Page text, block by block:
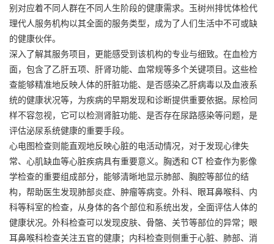
别对应着不同人群在不同人生阶段的健康需求。玉树州排忧体检代
理代人服务机构以其全面的服务类型，成为了人们生活中不可或缺
的健康伙伴。
深入了解其服务项目，更能感受到该机构的专业与细致。在血检方
面，包含了乙肝五项、肝肾功能、血常规等多个关键项目。这些检
查能够精准地反映人体的肝脏功能、是否感染乙肝病毒以及血液系
统的健康状况等，为疾病的早期发现和诊断提供重要依据。尿检同
样不容忽视，它可以检测肾脏功能、是否存在尿路感染等问题，是
评估泌尿系统健康的重要手段。
心电图检查则能直观地反映心脏的电活动情况，对于发现心律失
常、心肌缺血等心脏疾病具有重要意义。胸透和 CT 检查作为影像
学检查的重要组成部分，能够清晰地显示肺部、胸腔等部位的结
构，帮助医生发现肺部炎症、肿瘤等病变。外科、眼耳鼻喉科、内
科等科室的检查，从身体的各个部位和系统出发，全面评估人体的
健康状况。外科检查可以发现皮肤、骨骼、关节等部位的异常；眼
耳鼻喉科检查关注五官的健康；内科检查则侧重于心脏、肺部、消